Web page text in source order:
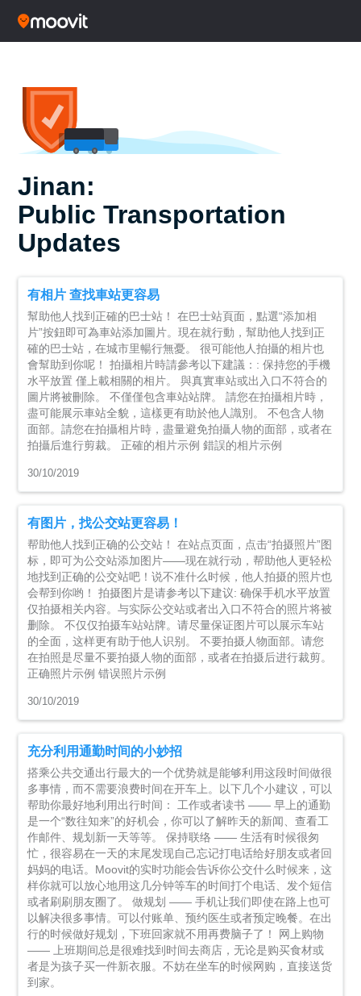
Jinan:
Public Transportation
Updates
有相片 查找車站更容易
幫助他人找到正確的巴士站！ 在巴士站頁面，點選“添加相
片”按鈕即可為車站添加圖片。現在就行動，幫助他人找到正
確的巴士站，在城市里暢行無憂。 很可能他人拍攝的相片也
會幫助到你呢！ 拍攝相片時請參考以下建議：: 保持您的手機
水平放置 僅上載相關的相片。 與真實車站或出入口不符合的
圖片將被刪除。 不僅僅包含車站站牌。 請您在拍攝相片時，
盡可能展示車站全貌，這樣更有助於他人識別。 不包含人物
面部。請您在拍攝相片時，盡量避免拍攝人物的面部，或者在
拍攝后進行剪裁。 正確的相片示例 錯誤的相片示例
30/10/2019
有图片，找公交站更容易！
帮助他人找到正确的公交站！ 在站点页面，点击“拍摄照片”图
标，即可为公交站添加图片——现在就行动，帮助他人更轻松
地找到正确的公交站吧！说不准什么时候，他人拍摄的照片也
会帮到你哟！ 拍摄图片是请参考以下建议: 确保手机水平放置
仅拍摄相关内容。与实际公交站或者出入口不符合的照片将被
删除。 不仅仅拍摄车站站牌。请尽量保证图片可以展示车站
的全面，这样更有助于他人识别。 不要拍摄人物面部。请您
在拍照是尽量不要拍摄人物的面部，或者在拍摄后进行裁剪。
正确照片示例 错误照片示例
30/10/2019
充分利用通勤时间的小妙招
搭乘公共交通出行最大的一个优势就是能够利用这段时间做很
多事情，而不需要浪费时间在开车上。以下几个小建议，可以
帮助你最好地利用出行时间： 工作或者读书 —— 早上的通勤
是一个“数往知来”的好机会，你可以了解昨天的新闻、查看工
作邮件、规划新一天等等。 保持联络 —— 生活有时候很匆
忙，很容易在一天的末尾发现自己忘记打电话给好朋友或者回
妈妈的电话。Moovit的实时功能会告诉你公交什么时候来，这
样你就可以放心地用这几分钟等车的时间打个电话、发个短信
或者刷刷朋友圈了。 做规划 —— 手机让我们即使在路上也可
以解决很多事情。可以付账单、预约医生或者预定晚餐。在出
行的时候做好规划，下班回家就不用再费脑子了！ 网上购物
—— 上班期间总是很难找到时间去商店，无论是购买食材或
者是为孩子买一件新衣服。不妨在坐车的时候网购，直接送货
到家。